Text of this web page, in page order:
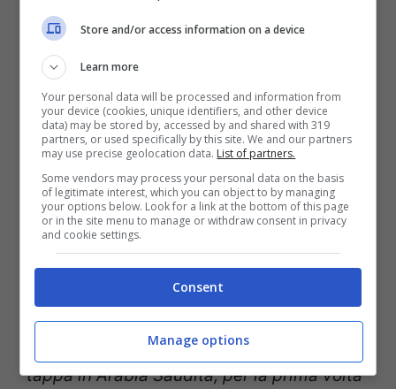
Infine, dellatransizione energetica
iniziative in corso per l’Africa.
Meloni ha anche fatto
tappa a Gedda
Nel corso della visita –ha ricordato una
nota di Palazzo Chigi– Meloni ha anche
fatto tappa a Gedda.Qui ha visitato la
nave Vespucci portando il suo saluto
. La nave scuola ha fatto
tappa in Arabia Saudita, per la prima volta
Store and/or access information on a device
Learn more
Your personal data will be processed and information from
your device (cookies, unique identifiers, and other device
data) may be stored by, accessed by and shared with 319
partners, or used specifically by this site. We and our partners
may use precise geolocation data. List of partners.
Some vendors may process your personal data on the basis
of legitimate interest, which you can object to by managing
your options below. Look for a link at the bottom of this page
or in the site menu to manage or withdraw consent in privacy
and cookie settings.
Consent
Manage options